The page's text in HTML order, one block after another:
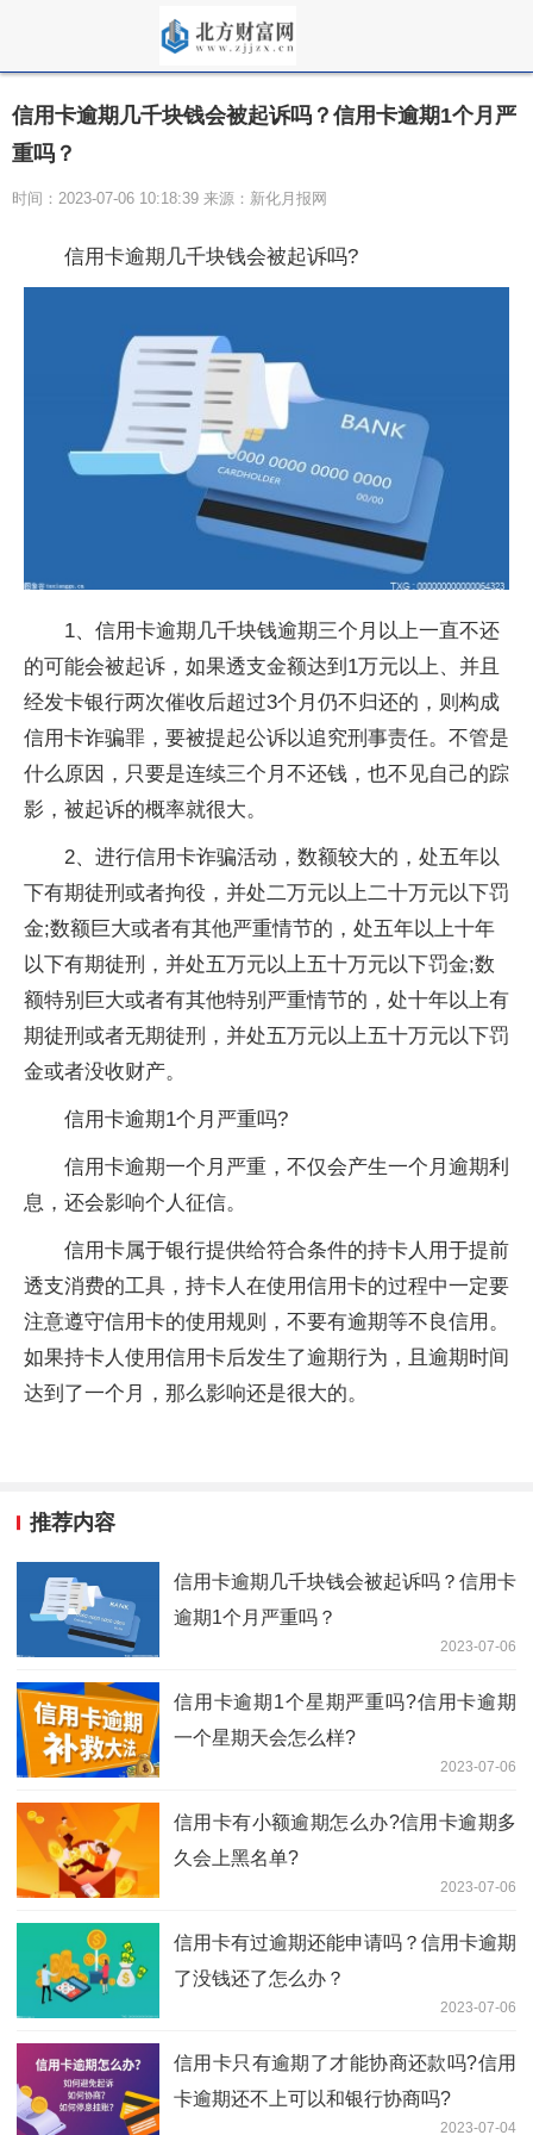
信用卡逾期几千块钱会被起诉吗？信用卡逾期1个月严
重吗？
时间：2023-07-06 10:18:39 来源：新化月报网
信用卡逾期几千块钱会被起诉吗?
1、信用卡逾期几千块钱逾期三个月以上一直不还
的可能会被起诉，如果透支金额达到1万元以上、并且
经发卡银行两次催收后超过3个月仍不归还的，则构成
信用卡诈骗罪，要被提起公诉以追究刑事责任。不管是
什么原因，只要是连续三个月不还钱，也不见自己的踪
影，被起诉的概率就很大。
2、进行信用卡诈骗活动，数额较大的，处五年以
下有期徒刑或者拘役，并处二万元以上二十万元以下罚
金;数额巨大或者有其他严重情节的，处五年以上十年
以下有期徒刑，并处五万元以上五十万元以下罚金;数
额特别巨大或者有其他特别严重情节的，处十年以上有
期徒刑或者无期徒刑，并处五万元以上五十万元以下罚
金或者没收财产。
信用卡逾期1个月严重吗?
信用卡逾期一个月严重，不仅会产生一个月逾期利
息，还会影响个人征信。
信用卡属于银行提供给符合条件的持卡人用于提前
透支消费的工具，持卡人在使用信用卡的过程中一定要
注意遵守信用卡的使用规则，不要有逾期等不良信用。
如果持卡人使用信用卡后发生了逾期行为，且逾期时间
达到了一个月，那么影响还是很大的。
推荐内容
信用卡逾期几千块钱会被起诉吗？信用卡
逾期1个月严重吗？
2023-07-06
信用卡逾期1个星期严重吗?信用卡逾期
一个星期天会怎么样?
2023-07-06
信用卡有小额逾期怎么办?信用卡逾期多
久会上黑名单?
2023-07-06
信用卡有过逾期还能申请吗？信用卡逾期
了没钱还了怎么办？
2023-07-06
信用卡只有逾期了才能协商还款吗?信用
卡逾期还不上可以和银行协商吗?
2023-07-04